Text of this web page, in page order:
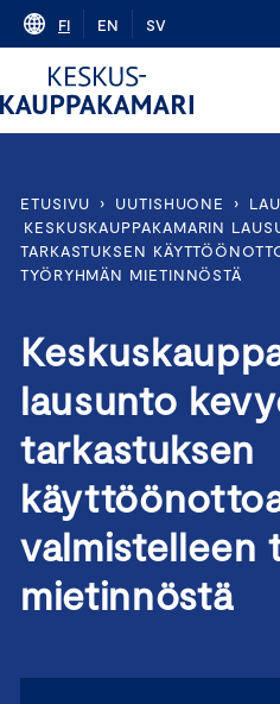
Skip
content
FI EN SV
ETUSIVU › UUTISHUONE ›
KESKUSKAUPPAKAMARIN
TARKASTUKSEN
TYÖRYHMÄN MIETINNÖSTÄ
lausunto
tarkastuksen
valmistelleen
mietinnöstä